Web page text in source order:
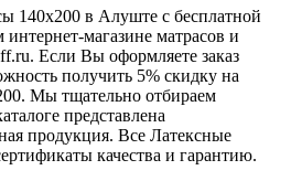
140x200 в Алуште с бесплатной
магазине матрасов и
Если Вы оформляете заказ
получить 5% скидку на
. Мы тщательно отбираем
представлена
продукция. Все Латексные
качества и гарантию.